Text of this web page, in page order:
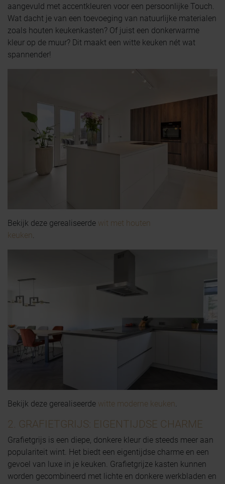
aangevuld met accentkleuren voor een persoonlijke Touch.
Wat dacht je van een toevoeging van natuurlijke materialen
zoals houten keukenkasten? Of juist een donkerwarme
kleur op de muur? Dit maakt een witte keuken nét wat
spannender!
Bekijk deze gerealiseerde wit met houten
keuken.
Bekijk deze gerealiseerde witte moderne keuken.
2. GRAFIETGRIJS: EIGENTIJDSE CHARME
Grafietgrijs is een diepe, donkere kleur die steeds meer aan
populariteit wint. Het biedt een eigentijdse charme en een
gevoel van luxe in je keuken. Grafietgrijze kasten kunnen
worden gecombineerd met lichte en donkere werkbladen en